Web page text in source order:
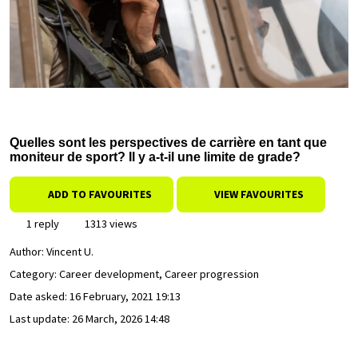
Quelles sont les perspectives de carrière en tant que
moniteur de sport? Il y a-t-il une limite de grade?
ADD TO FAVOURITES VIEW FAVOURITES
1 reply
1313 views
Author: Vincent U.
Category: Career development, Career progression
Date asked: 16 February, 2021 19:13
Last update: 26 March, 2026 14:48